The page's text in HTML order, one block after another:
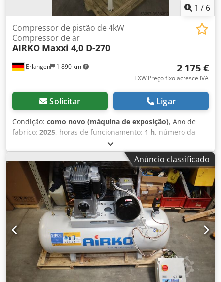
1 / 6
Erlangen 1 890 km
Compressor de pistão de 4kW
Compressor de ar
AIRKO Maxxi 4,0 D-270
2 175 €
EXW Preço fixo acresce IVA
Solicitar Ligar
Condição: como novo (máquina de exposição), Ano de
fabrico: 2025, horas de funcionamento: 1 h, número da
MA0138_MAXXI4,0D_270st
exposição: novo compressor de pistão imediatamente
disponível (Plug and Play): AIRKO MAXXI 4,0 D - 270 ST - 10
bar com receptor de ar vertical de 270 litros O compressor
tem 1 hora de funcionamento e está imediatamente
disponível. 2 cilindros pressão: 10 bar Potência nominal:
4,0 kW Taxa de entrega a 7 bar : 495 l/min Nível de som: 78
dB(A) Saída de ar comprimido: 1/2". Dimensões
comprimento x largura x altura: 155 x 59 x 113 cm Peso:
134 kg Possibilidade de aluguer conveniente através do
nosso banco da casa. Visite a nossa loja. Temos sempre
uma grande selecção de compressores novos e usados em
stock! em estoque! Imediatamente disponível. Cedsd Hy T
Ajpfx Agrorf
Anúncio classificado